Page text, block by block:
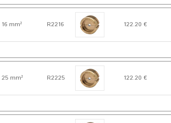
mm² R2216 122.20 €
mm² R2225 122.20 €